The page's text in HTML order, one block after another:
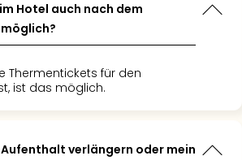
Hotel auch nach dem
Thermentickets für den
ist das möglich.
Aufenthalt verlängern oder mein